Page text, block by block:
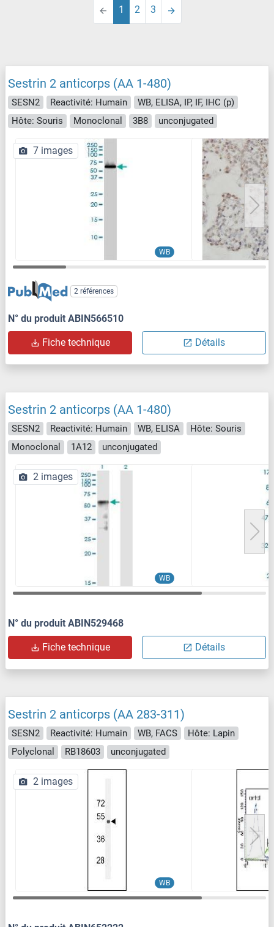
1 2 3
Sestrin 2 anticorps (AA 1-480)
SESN2 Reactivité: Humain
WB, ELISA, IP, IF, IHC (p)
Hôte: Souris
Monoclonal 3B8 unconjugated
WB
7 images
2 références
N° du produit ABIN566510
Fiche technique Détails
Sestrin 2 anticorps (AA 1-480)
SESN2 Reactivité: Humain WB, ELISA
Hôte: Souris
Monoclonal
1A12 unconjugated
WB
2 images
N° du produit ABIN529468
Fiche technique Détails
Sestrin 2 anticorps (AA 283-311)
SESN2 Reactivité: Humain WB, FACS
Hôte: Lapin
Polyclonal
RB18603 unconjugated
WB
2 images